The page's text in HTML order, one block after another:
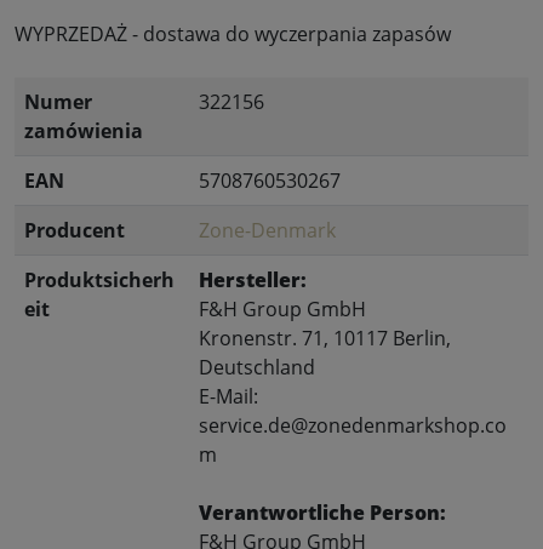
WYPRZEDAŻ - dostawa do wyczerpania zapasów
Numer
zamówienia
322156
EAN
5708760530267
Producent
Zone-Denmark
Produktsicherh
eit
Hersteller:
F&H Group GmbH
Kronenstr. 71, 10117 Berlin,
Deutschland
E-Mail:
service.de@zonedenmarkshop.co
m
Verantwortliche Person:
F&H Group GmbH